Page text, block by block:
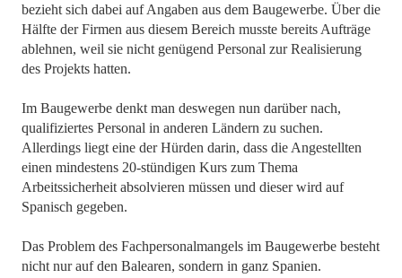
bezieht sich dabei auf Angaben aus dem Baugewerbe. Über die
Hälfte der Firmen aus diesem Bereich musste bereits Aufträge
ablehnen, weil sie nicht genügend Personal zur Realisierung
des Projekts hatten.
Im Baugewerbe denkt man deswegen nun darüber nach,
qualifiziertes Personal in anderen Ländern zu suchen.
Allerdings liegt eine der Hürden darin, dass die Angestellten
einen mindestens 20-stündigen Kurs zum Thema
Arbeitssicherheit absolvieren müssen und dieser wird auf
Spanisch gegeben.
Das Problem des Fachpersonalmangels im Baugewerbe besteht
nicht nur auf den Balearen, sondern in ganz Spanien.